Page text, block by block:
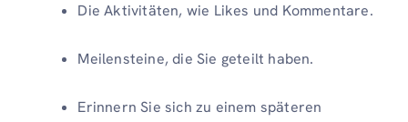
Die Aktivitäten, wie Likes und Kommentare.
Meilensteine, die Sie geteilt haben.
Erinnern Sie sich zu einem späteren